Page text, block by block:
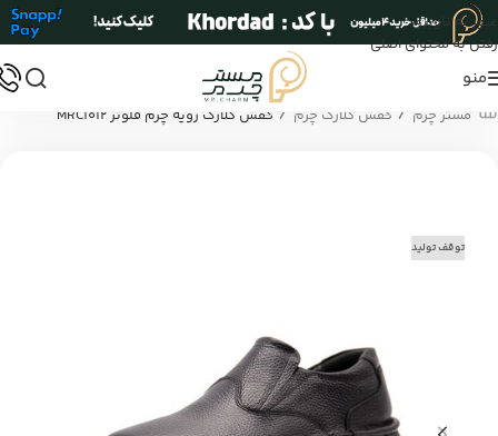
عبور به ناوبری
رفتن به محتوای اصلی
منو
مستر چرم / کفش کلارک چرم / کفش کلارک رویه چرم فلوتر MRC1012
توقف تولید